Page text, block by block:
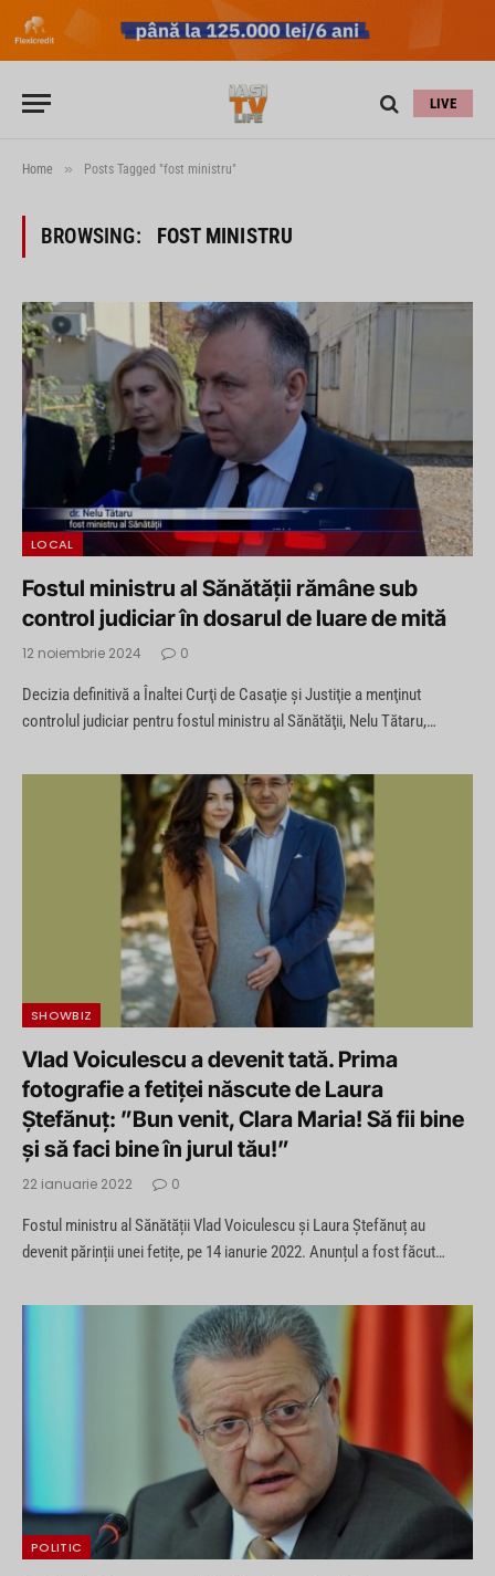
LIVE
Home » Posts Tagged "fost ministru"
BROWSING: FOST MINISTRU
LOCAL
Fostul ministru al Sănătății rămâne sub
control judiciar în dosarul de luare de mită
12 noiembrie 2024 0
Decizia definitivă a Înaltei Curţi de Casaţie şi Justiţie a menţinut
controlul judiciar pentru fostul ministru al Sănătăţii, Nelu Tătaru,…
SHOWBIZ
Vlad Voiculescu a devenit tată. Prima
fotografie a fetiței născute de Laura
Ștefănuț: ”Bun venit, Clara Maria! Să fii bine
și să faci bine în jurul tău!”
22 ianuarie 2022 0
Fostul ministru al Sănătății Vlad Voiculescu și Laura Ștefănuț au
devenit părinții unei fetițe, pe 14 ianurie 2022. Anunțul a fost făcut…
POLITIC